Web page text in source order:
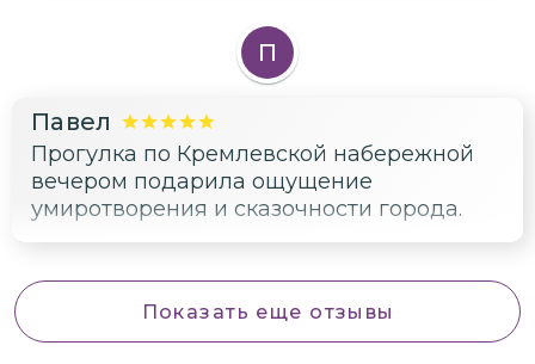
П
Павел
Прогулка по Кремлевской набережной
вечером подарила ощущение
умиротворения и сказочности города.
Показать еще отзывы